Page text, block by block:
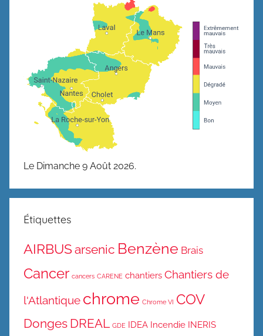
Le Dimanche 9 Août 2026.
Étiquettes
AIRBUSarsenic Benzène Brais
Cancer cancers CARENE chantiers Chantiers de
l'Atlantique chrome Chrome VI COV
Donges DREAL GDE IDEA Incendie INERIS